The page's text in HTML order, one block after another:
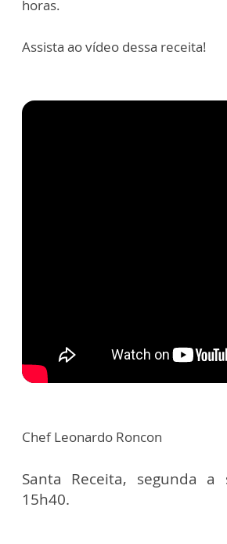
horas.
Assista ao vídeo dessa receita!
Chef Leonardo Roncon
Santa Receita, segunda a
15h40.